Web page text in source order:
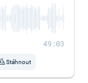
49:03
Stáhnout